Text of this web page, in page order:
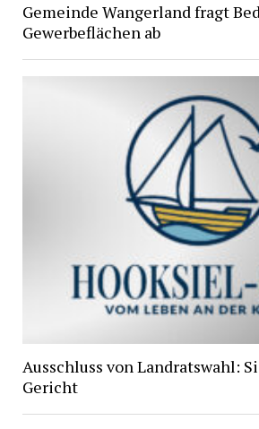
Gemeinde Wangerland fragt
Gewerbeflächen ab
Ausschluss von Landratswahl:
Gericht